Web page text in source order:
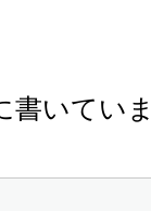
書いてい